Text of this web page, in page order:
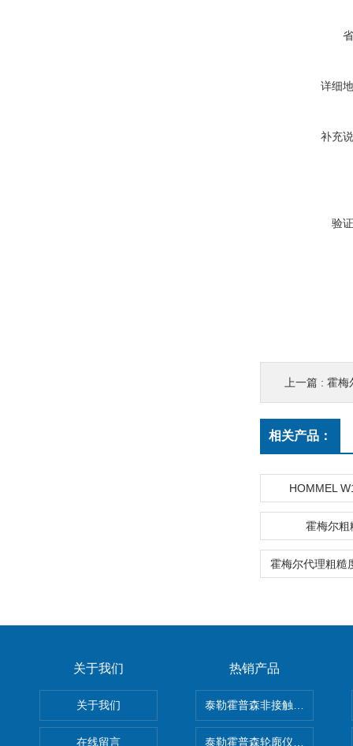
详细
补充
验
上一篇 : 霍梅
相关产品：
HOMMEL
霍梅尔粗
关于我们
关于我们
在线留言
热销产品
泰勒霍普森非接触式轮廓仪
泰勒霍普森轮廓仪|TAYLOR